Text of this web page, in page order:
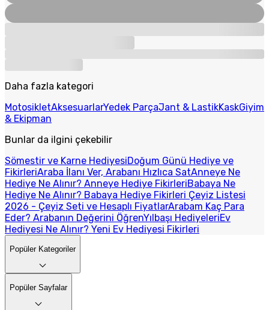
Daha fazla kategori
MotosikletAksesuarlarYedek ParçaJant & LastikKaskGiyim
& Ekipman
Bunlar da ilgini çekebilir
Sömestir ve Karne HediyesiDoğum Günü Hediye ve
FikirleriAraba İlanı Ver, Arabanı Hızlıca SatAnneye Ne
Hediye Ne Alınır? Anneye Hediye FikirleriBabaya Ne
Hediye Ne Alınır? Babaya Hediye Fikirleri Çeyiz Listesi
2026 - Çeyiz Seti ve Hesaplı FiyatlarArabam Kaç Para
Eder? Arabanın Değerini ÖğrenYılbaşı HediyeleriEv
Hediyesi Ne Alınır? Yeni Ev Hediyesi Fikirleri
Popüler Kategoriler
Popüler Sayfalar